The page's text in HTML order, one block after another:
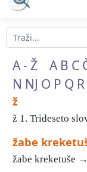
A - Ž A B C
N NJ O P Q R
ž
ž 1. Trideseto
žabe
žabe kreketuše